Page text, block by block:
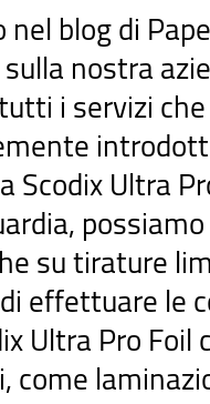
blog di
nostra
i servizi
Scodix Ultra
su tirature
effettuare le
Ultra Pro
come